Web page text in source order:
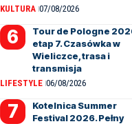
KULTURA 07/08/2026
Tour de Pologne
etap 7. Czasówka w
Wieliczce, trasa i
transmisja
LIFESTYLE 06/08/2026
Kotelnica Summer
Festival 2026. Pełny